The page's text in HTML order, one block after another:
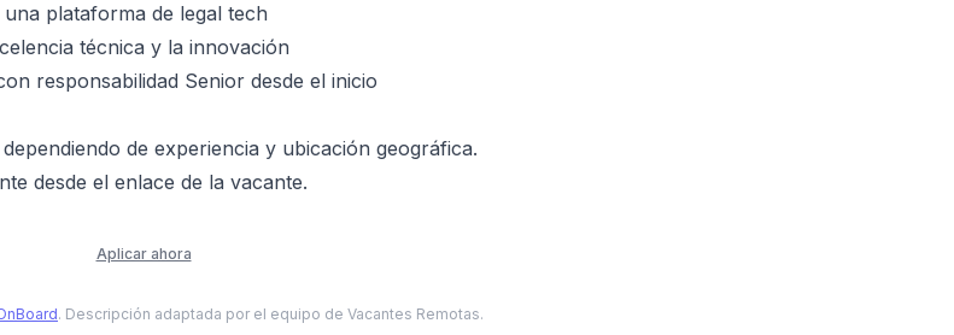
plataforma de legal tech
técnica y la innovación
responsabilidad Senior desde el inicio
de experiencia y ubicación geográfica.
desde el enlace de la vacante.
Aplicar ahora
. Descripción adaptada por el equipo de Vacantes Remotas.